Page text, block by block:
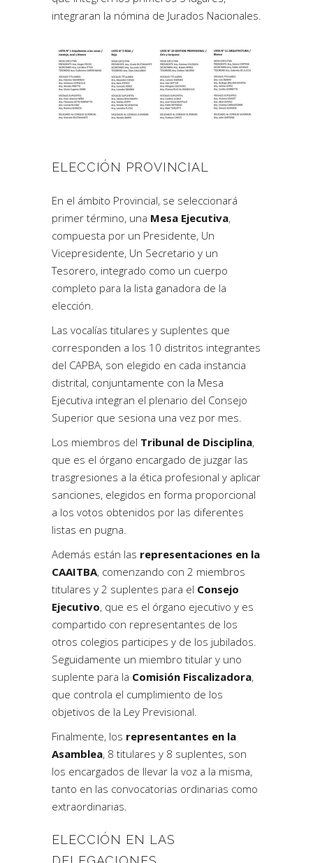
integraran la nómina de Jurados Nacionales.
ELECCIÓN PROVINCIAL
En el ámbito Provincial, se seleccionará
primer término, una Mesa Ejecutiva,
compuesta por un Presidente, Un
Vicepresidente, Un Secretario y un
Tesorero, integrado como un cuerpo
completo para la lista ganadora de la
elección.
Las vocalías titulares y suplentes que
corresponden a los 10 distritos integrantes
del CAPBA, son elegido en cada instancia
distrital, conjuntamente con la Mesa
Ejecutiva integran el plenario del Consejo
Superior que sesiona una vez por mes.
Los miembros del Tribunal de Disciplina,
que es el órgano encargado de juzgar las
trasgresiones a la ética profesional y aplicar
sanciones, elegidos en forma proporcional
a los votos obtenidos por las diferentes
listas en pugna.
Además están las representaciones en la
CAAITBA, comenzando con 2 miembros
titulares y 2 suplentes para el Consejo
Ejecutivo, que es el órgano ejecutivo y es
compartido con representantes de los
otros colegios participes y de los jubilados.
Seguidamente un miembro titular y uno
suplente para la Comisión Fiscalizadora,
que controla el cumplimiento de los
objetivos de la Ley Previsional.
Finalmente, los representantes en la
Asamblea, 8 titulares y 8 suplentes, son
los encargados de llevar la voz a la misma,
tanto en las convocatorias ordinarias como
extraordinarias.
ELECCIÓN EN LAS